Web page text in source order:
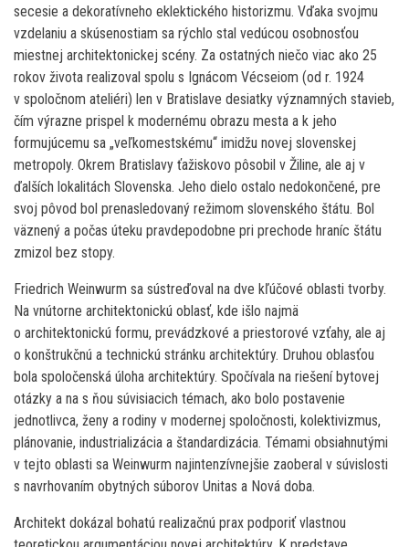
secesie a dekoratívneho eklektického historizmu. Vďaka svojmu
vzdelaniu a skúsenostiam sa rýchlo stal vedúcou osobnosťou
miestnej architektonickej scény. Za ostatných niečo viac ako 25
rokov života realizoval spolu s Ignácom Vécseiom (od r. 1924
v spoločnom ateliéri) len v Bratislave desiatky významných stavieb,
čím výrazne prispel k modernému obrazu mesta a k jeho
formujúcemu sa „veľkomestskému“ imidžu novej slovenskej
metropoly. Okrem Bratislavy ťažiskovo pôsobil v Žiline, ale aj v
ďalších lokalitách Slovenska. Jeho dielo ostalo nedokončené, pre
svoj pôvod bol prenasledovaný režimom slovenského štátu. Bol
väznený a počas úteku pravdepodobne pri prechode hraníc štátu
zmizol bez stopy.
Friedrich Weinwurm sa sústreďoval na dve kľúčové oblasti tvorby.
Na vnútorne architektonickú oblasť, kde išlo najmä
o architektonickú formu, prevádzkové a priestorové vzťahy, ale aj
o konštrukčnú a technickú stránku architektúry. Druhou oblasťou
bola spoločenská úloha architektúry. Spočívala na riešení bytovej
otázky a na s ňou súvisiacich témach, ako bolo postavenie
jednotlivca, ženy a rodiny v modernej spoločnosti, kolektivizmus,
plánovanie, industrializácia a štandardizácia. Témami obsiahnutými
v tejto oblasti sa Weinwurm najintenzívnejšie zaoberal v súvislosti
s navrhovaním obytných súborov Unitas a Nová doba.
Architekt dokázal bohatú realizačnú prax podporiť vlastnou